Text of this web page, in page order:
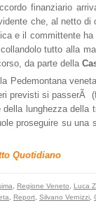
finanziario
che, al netto
e il committente
tutto alla
da parte della
Pedemontana
previsti si passerÃ
lunghezza
proseguire su una
Quotidiano
Regione Veneto Luca
Report Silvano Vernizzi